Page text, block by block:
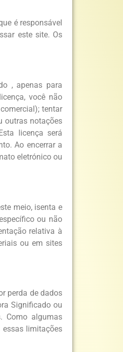
é responsável
este site. Os
, apenas para
você não
tentar
outras notações
licença será
Ao encerrar a
eletrónico ou
meio, isenta e
ou não
relativa à
ou em sites
perda de dados
Significado ou
Como algumas
limitações